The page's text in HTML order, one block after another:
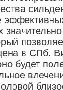
в СПб.
будет